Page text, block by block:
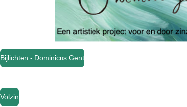
Bijlichten - Dominicus Gent
Volzin